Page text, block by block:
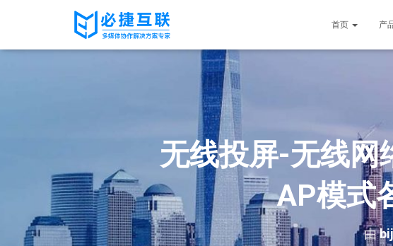
首页 产
无线投屏-无线网
AP模式
由